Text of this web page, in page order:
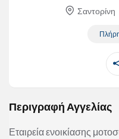
Σαντορίνη
Περιγραφή Αγγελίας
Εταιρεία ενοικίασης